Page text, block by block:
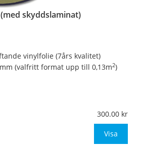
skyddslaminat)
vinylfolie (7års kvalitet)
(valfritt format upp till 0,13m2)
och toppskurna på ark.
valfria färger, v
300.00
Visa